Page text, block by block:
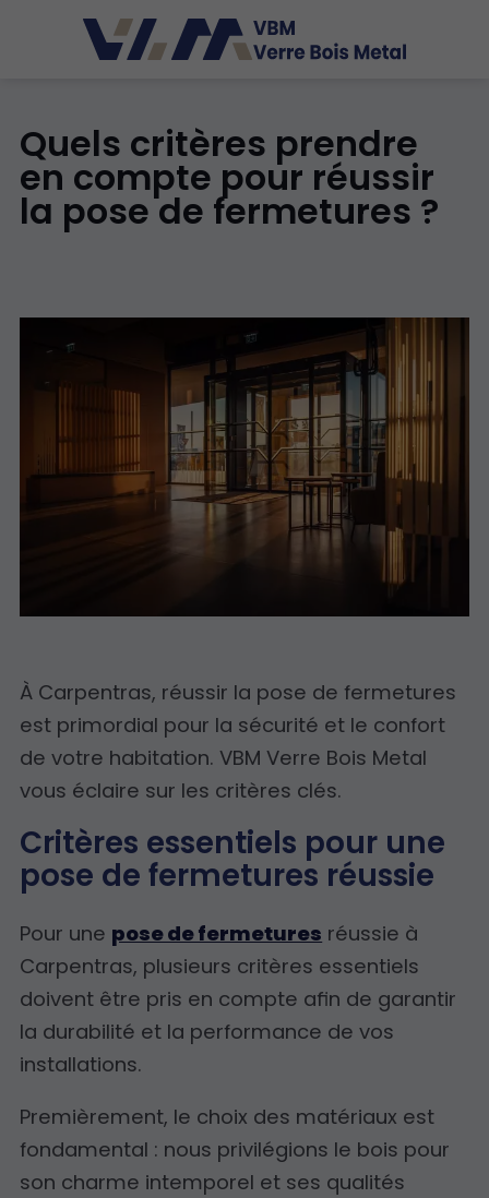
Quels critères prendre
en compte pour réussir
la pose de fermetures ?
À Carpentras, réussir la pose de fermetures
est primordial pour la sécurité et le confort
de votre habitation. VBM Verre Bois Metal
vous éclaire sur les critères clés.
Critères essentiels pour une
pose de fermetures réussie
Pour une pose de fermetures réussie à
Carpentras, plusieurs critères essentiels
doivent être pris en compte afin de garantir
la durabilité et la performance de vos
installations.
Premièrement, le choix des matériaux est
fondamental : nous privilégions le bois pour
son charme intemporel et ses qualités